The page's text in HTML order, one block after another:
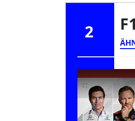
2